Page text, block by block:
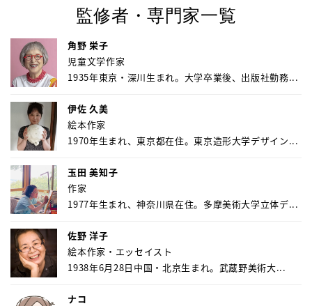
監修者・専門家一覧
角野 栄子
児童文学作家
1935年東京・深川生まれ。大学卒業後、出版社勤務...
伊佐 久美
絵本作家
1970年生まれ、東京都在住。東京造形大学デザイン...
玉田 美知子
作家
1977年生まれ、神奈川県在住。多摩美術大学立体デ...
佐野 洋子
絵本作家・エッセイスト
1938年6月28日中国・北京生まれ。武蔵野美術大...
ナコ